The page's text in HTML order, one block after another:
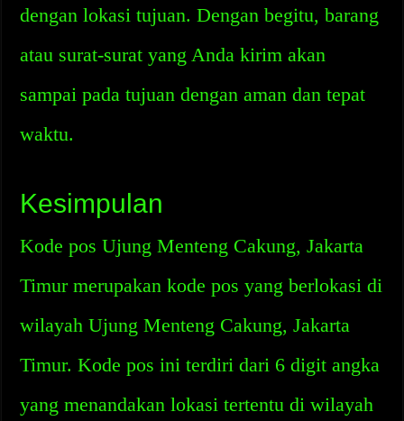
dengan lokasi tujuan. Dengan begitu, barang
atau surat-surat yang Anda kirim akan
sampai pada tujuan dengan aman dan tepat
waktu.
Kesimpulan
Kode pos Ujung Menteng Cakung, Jakarta
Timur merupakan kode pos yang berlokasi di
wilayah Ujung Menteng Cakung, Jakarta
Timur. Kode pos ini terdiri dari 6 digit angka
yang menandakan lokasi tertentu di wilayah